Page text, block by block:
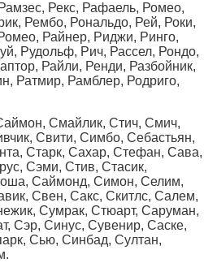
Рекс, Рафаель, Ромео,
Рембо, Рональдо, Рей, Роки,
Райнер, Риджи, Ринго,
Рудольф, Рич, Рассел, Рондо,
Райли, Ренди, Разбойник,
Ратмир, Рамблер, Родриго,
Смайлик, Стич, Смич,
Свити, Симбо, Себастьян,
Старк, Сахар, Стефан, Сава,
Сэми, Стив, Стасик,
Саймонд, Симон, Селим,
Свен, Сакс, Скитлс, Салем,
Сумрак, Стюарт, Саруман,
Сэр, Синус, Сувенир, Саске,
Сью, Синбад, Султан,